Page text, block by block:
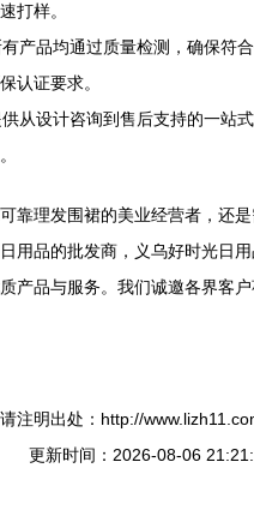
打样。
有产品均通过质量检测，确保符
认证要求。
供从设计咨询到售后支持的一站
靠理发围裙的美业经营者，还
用品的批发商，义乌好时光日
产品与服务。我们诚邀各界客户
注明出处：http://
更新时间：2026-08-06